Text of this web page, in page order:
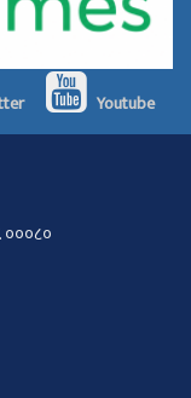
Youtube
०००८०